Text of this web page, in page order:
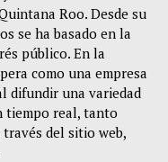
Roo. Desde su
se ha basado en la
público. En la
como una empresa
difundir una variedad
tiempo real, tanto
del sitio web,